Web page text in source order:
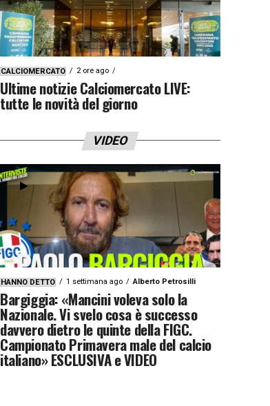
CALCIOMERCATO 2 ore ago
Ultime notizie Calciomercato LIVE:
tutte le novità del giorno
VIDEO
HANNO DETTO 1 settimana ago Alberto Petrosilli
Bargiggia: «Mancini voleva solo la
Nazionale. Vi svelo cosa è successo
davvero dietro le quinte della FIGC.
Campionato Primavera male del calcio
italiano» ESCLUSIVA e VIDEO